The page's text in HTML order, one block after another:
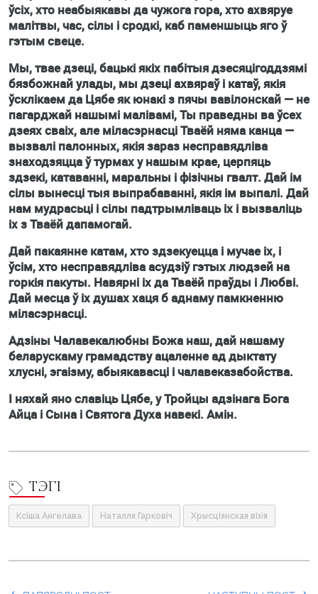
ўсіх, хто неабыякавы да чужога гора, хто ахвяруе
малітвы, час, сілы і сродкі, каб паменшыць яго ў
гэтым свеце.
Мы, твае дзеці, бацькі якіх пабітыя дзесяцігоддзямі
бязбожнай улады, мы дзеці ахвяраў і катаў, якія
ўсклікаем да Цябе як юнакі з пячы вавілонскай — не
пагарджай нашымі малівамі, Ты праведны ва ўсех
дзеях сваіх, але міласэрнасці Тваёй няма канца —
вызвалі палонных, якія зараз несправядліва
знаходзяцца ў турмах у нашым крае, церпяць
здзекі, катаванні, маральны і фізічны гвалт. Дай ім
сілы вынесці тыя выпрабаванні, якія ім выпалі. Дай
нам мудрасьці і сілы падтрымліваць іх і вызваліць
іх з Тваёй дапамогай.
Дай пакаянне катам, хто здзекуецца і мучае іх, і
ўсім, хто несправядліва асудзіў гэтых людзей на
горкія пакуты. Навярні іх да Тваёй праўды і Любві.
Дай месца ў іх душах хаця б аднаму памкненню
міласэрнасці.
Адзіны Чалавекалюбны Божа наш, дай нашаму
беларускаму грамадству ацаленне ад дыктату
хлусні, эгаізму, абыякавасці і чалавеказабойства.
І няхай яно славіць Цябе, у Тройцы адзінага Бога
Айца і Сына і Святога Духа навекі. Амін.
ТЭГІ
Ксіша Ангелава Наталля Гарковіч Хрысціянская візія